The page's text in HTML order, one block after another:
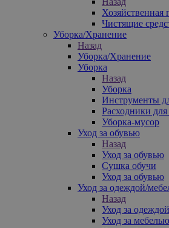
Хозяйственная
Чистящие
Уборка/Хранение
Назад
Уборка/Хранение
Уборка
Назад
Уборка
Инструменты
Расходники
Уборка-мусор
Уход за обувью
Назад
Уход за обувью
Сушка обучи
Уход за обувью
Уход за одеждой/
Назад
Уход за
Уход за